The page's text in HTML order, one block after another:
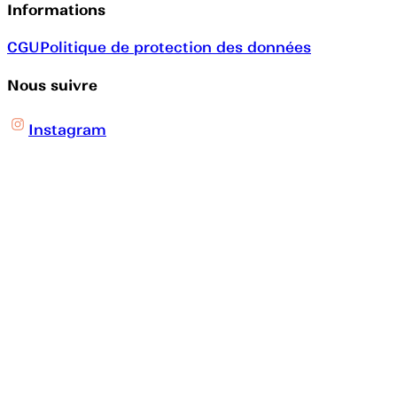
Informations
CGUPolitique de protection des données
Nous suivre
Instagram